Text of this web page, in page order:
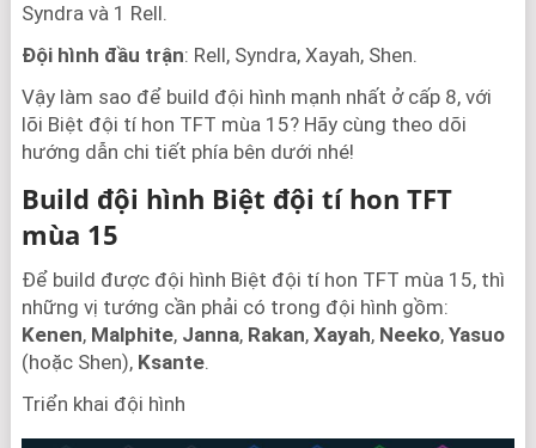
Syndra và 1 Rell.
Đội hình đầu trận: Rell, Syndra, Xayah, Shen.
Vậy làm sao để build đội hình mạnh nhất ở cấp 8, với
lõi Biệt đội tí hon TFT mùa 15? Hãy cùng theo dõi
hướng dẫn chi tiết phía bên dưới nhé!
Build đội hình Biệt đội tí hon TFT
mùa 15
Để build được đội hình Biệt đội tí hon TFT mùa 15, thì
những vị tướng cần phải có trong đội hình gồm:
Kenen, Malphite, Janna, Rakan, Xayah, Neeko, Yasuo
(hoặc Shen), Ksante.
Triển khai đội hình